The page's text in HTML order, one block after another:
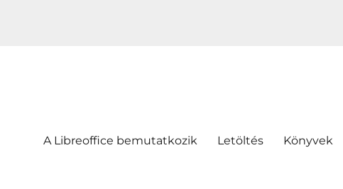
A Libreoffice bemutatkozik Letöltés Könyvek